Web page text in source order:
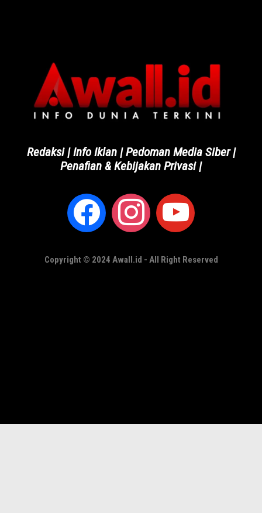
Redaksi |Info Iklan|Pedoman Media Siber|
Penafian & Kebijakan Privasi|
Copyright © 2024 Awall.id - All Right Reserved